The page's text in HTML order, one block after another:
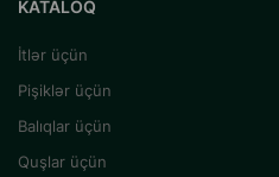
KATALOQ
İtlər üçün
Pişiklər üçün
Balıqlar üçün
Quşlar üçün